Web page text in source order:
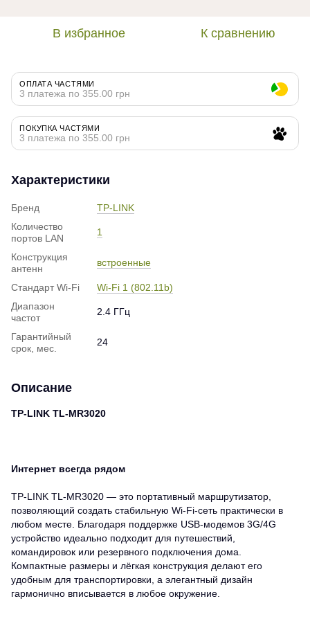
В избранное К сравнению
ОПЛАТА ЧАСТЯМИ
3 платежа по 355.00 грн
ПОКУПКА ЧАСТЯМИ
3 платежа по 355.00 грн
Характеристики
Бренд
TP-LINK
Количество
портов LAN
1
Конструкция
антенн
встроенные
Стандарт Wi-Fi
Wi-Fi 1 (802.11b)
Диапазон
частот
2.4 ГГц
Гарантийный
срок, мес.
24
Описание
TP-LINK TL-MR3020
Интернет всегда рядом
TP-LINK TL-MR3020 — это портативный маршрутизатор,
позволяющий создать стабильную Wi-Fi-сеть практически в
любом месте. Благодаря поддержке USB-модемов 3G/4G
устройство идеально подходит для путешествий,
командировок или резервного подключения дома.
Компактные размеры и лёгкая конструкция делают его
удобным для транспортировки, а элегантный дизайн
гармонично вписывается в любое окружение.